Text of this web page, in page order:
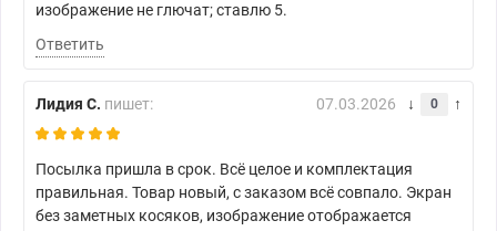
изображение не глючат; ставлю 5.
Ответить
Лидия С. пишет: 07.03.2026 0
Посылка пришла в срок. Всё целое и комплектация
правильная. Товар новый, с заказом всё совпало. Экран
без заметных косяков, изображение отображается